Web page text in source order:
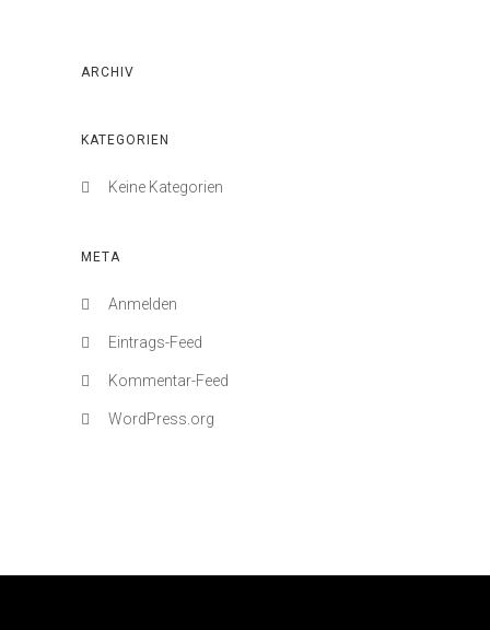
ARCHIV
KATEGORIEN
Keine Kategorien
META
Anmelden
Eintrags-Feed
Kommentar-Feed
WordPress.org